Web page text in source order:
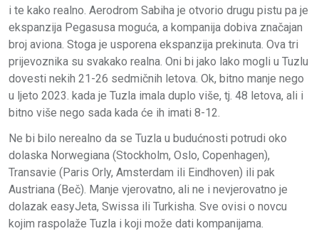
i te kako realno. Aerodrom Sabiha je otvorio drugu pistu pa je
ekspanzija Pegasusa moguća, a kompanija dobiva značajan
broj aviona. Stoga je usporena ekspanzija prekinuta. Ova tri
prijevoznika su svakako realna. Oni bi jako lako mogli u Tuzlu
dovesti nekih 21-26 sedmičnih letova. Ok, bitno manje nego
u ljeto 2023. kada je Tuzla imala duplo više, tj. 48 letova, ali i
bitno više nego sada kada će ih imati 8-12.
Ne bi bilo nerealno da se Tuzla u budućnosti potrudi oko
dolaska Norwegiana (Stockholm, Oslo, Copenhagen),
Transavie (Paris Orly, Amsterdam ili Eindhoven) ili pak
Austriana (Beč). Manje vjerovatno, ali ne i nevjerovatno je
dolazak easyJeta, Swissa ili Turkisha. Sve ovisi o novcu
kojim raspolaže Tuzla i koji može dati kompanijama.